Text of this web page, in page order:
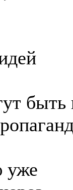
быть
уже